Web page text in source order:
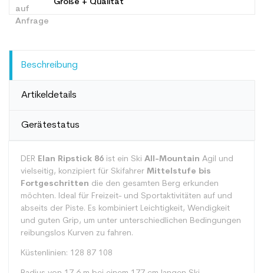
Größe + Qualität
Beschreibung
Artikeldetails
Gerätestatus
DER Elan Ripstick 86 ist ein Ski All-Mountain Agil und
vielseitig, konzipiert für Skifahrer Mittelstufe bis
Fortgeschritten die den gesamten Berg erkunden
möchten. Ideal für Freizeit- und Sportaktivitäten auf und
abseits der Piste. Es kombiniert Leichtigkeit, Wendigkeit
und guten Grip, um unter unterschiedlichen Bedingungen
reibungslos Kurven zu fahren.
Küstenlinien: 128 87 108